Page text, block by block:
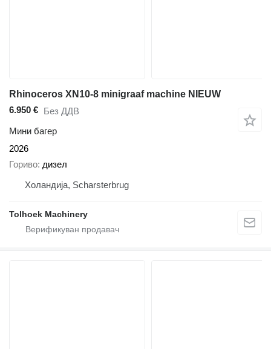
Rhinoceros XN10-8 minigraaf machine NIEUW
6.950 € Без ДДВ
Мини багер
2026
Гориво дизел
Холандија, Scharsterbrug
Tolhoek Machinery